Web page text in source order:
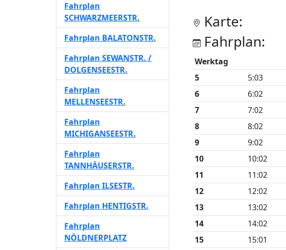
Karte:
Fahrplan:
Werktag
5
5:03
6
6:02
7
7:02
8
8:02
9
9:02
10
10:02
11
11:02
12
12:02
13
13:02
14
14:02
15
15:01
Fahrplan
SCHWARZMEERSTR.
Fahrplan BALATONSTR.
Fahrplan SEWANSTR. /
DOLGENSEESTR.
Fahrplan
MELLENSEESTR.
Fahrplan
MICHIGANSEESTR.
Fahrplan
TANNHÄUSERSTR.
Fahrplan ILSESTR.
Fahrplan HENTIGSTR.
Fahrplan
NÖLDNERPLATZ